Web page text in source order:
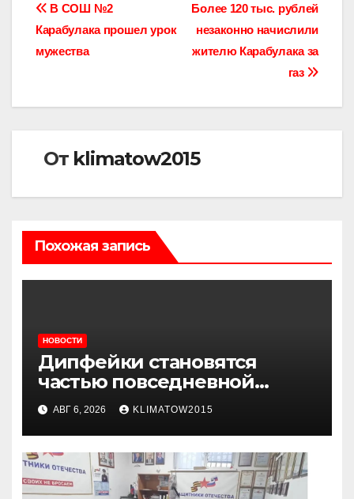
Навигация
по
Более 120 тыс. рублей
незаконно начислили
жителю Карабулака за
газ
В СОШ №2
Карабулака прошел урок
мужества
От klimatow2015
Похожая запись
НОВОСТИ
Дипфейки становятся
частью повседневной
жизни: почему жителям
Ингушетии важно быть
внимательнее
АВГ 6, 2026 KLIMATOW2015